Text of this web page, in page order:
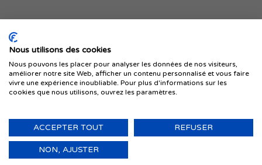
Je publie mon offre
© 1999-2026 IMMIGRER.COM INC. — TOUS DROITS RÉSERVÉS
Nous utilisons des cookies
Nous pouvons les placer pour analyser les données de nos visiteurs,
améliorer notre site Web, afficher un contenu personnalisé et vous faire
vivre une expérience inoubliable. Pour plus d'informations sur les
cookies que nous utilisons, ouvrez les paramètres.
ACCEPTER TOUT REFUSER
NON, AJUSTER